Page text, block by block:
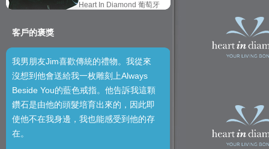
Heart In Diamond 葡萄牙
客戶的褒獎
我男朋友Jim喜歡傳統的禮物。我從來
沒想到他會送給我一枚雕刻上Always
Beside You的藍色戒指。他告訴我這顆
鑽石是由他的頭髮培育出來的，因此即
使他不在我身邊，我也能感受到他的存
在。